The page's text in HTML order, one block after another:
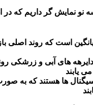
سه نو نمایش گر داریم که
است که روند اصلی
های آبی و زرشکی
یابند
ها هستند که به